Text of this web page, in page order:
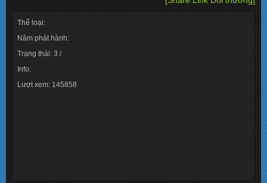
Thể loại:
Năm phát hành:
Trạng thái: 3 /
Info:
Lượt xem: 145858